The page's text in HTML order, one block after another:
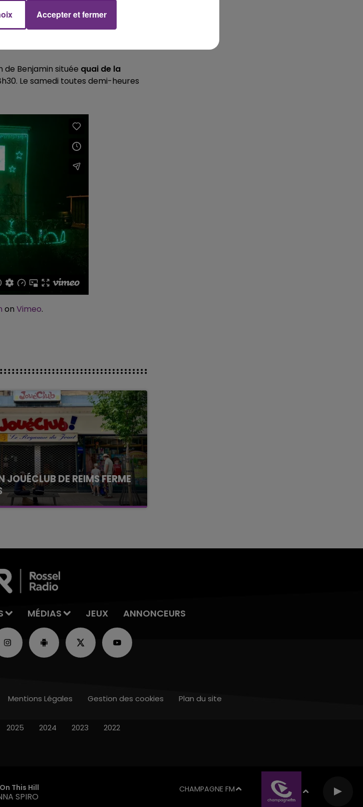
de Benjamin située quai de la
Le samedi toutes demi-heures
on Vimeo.
JOUÉCLUB DE REIMS FERME
institutions du centre-ville
MÉDIAS JEUX ANNONCEURS
This Hill
SPIRO
CHAMPAGNE FM
Mentions Légales Gestion des cookies Plan du site
2025 2024 2023 2022
Accepter et fermer